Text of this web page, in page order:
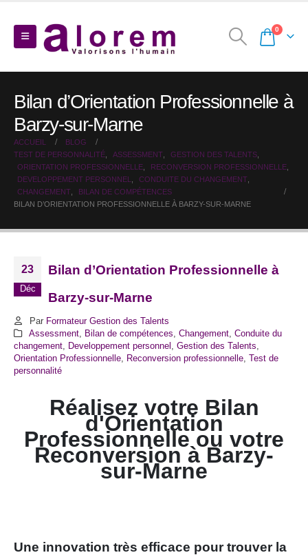
0
Bilan d’Orientation Professionnelle à
Barzy-sur-Marne
ACCUEIL
BLOG
TEST DE PERSONNALITÉ
ASSESSMENT GESTION DES TALENTS
ORIENTATION PROFESSIONNELLE
RECONVERSION PROFESSIONNELLE
DEVELOPPEMENT PERSONNEL
CONDUITE DU CHANGEMENT
CHANGEMENT
BILAN DE COMPÉTENCES
BILAN D’ORIENTATION PROFESSIONNELLE À BARZY-SUR-MARNE
23
Déc
Bilan d’Orientation Professionnelle à
Barzy-sur-Marne
Par Formateur Gestion des Talents
Assessment, Bilan de compétences Changement, Conduite du
changement
Developpement personnel Gestion des Talents
Orientation Professionnelle
Reconversion professionnelle Test de
personnalité
Réalisez votre Bilan
d'Orientation
Professionnelle ou votre
Reconversion à Barzy-
sur-Marne
Une innovation très efficace pour trouver la